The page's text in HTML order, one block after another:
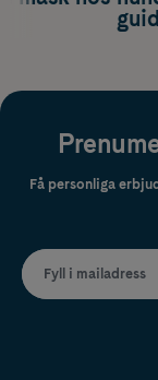
Få personliga
Fyll i mailadress